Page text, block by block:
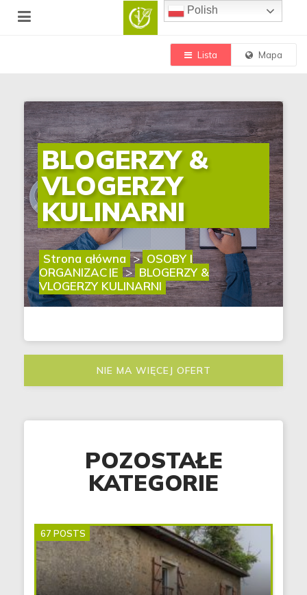
Lista Mapa
BLOGERZY &
VLOGERZY
KULINARNI
Strona główna > OSOBY I
ORGANIZACJE > BLOGERZY &
VLOGERZY KULINARNI
NIE MA WIĘCEJ OFERT
POZOSTAŁE
KATEGORIE
67 POSTS
Polish